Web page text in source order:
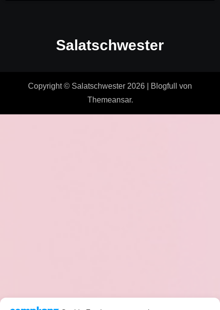
Salatschwester
Copyright © Salatschwester 2026 Blogfull
von
Themeansar.